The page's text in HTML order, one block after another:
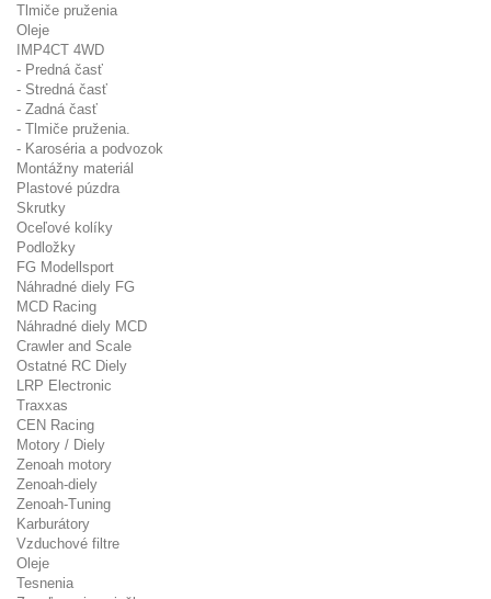
Tlmiče pruženia
Oleje
IMP4CT 4WD
- Predná časť
- Stredná časť
- Zadná časť
- Tlmiče pruženia.
- Karoséria a podvozok
Montážny materiál
Plastové púzdra
Skrutky
Oceľové kolíky
Podložky
FG Modellsport
Náhradné diely FG
MCD Racing
Náhradné diely MCD
Crawler and Scale
Ostatné RC Diely
LRP Electronic
Traxxas
CEN Racing
Motory / Diely
Zenoah motory
Zenoah-diely
Zenoah-Tuning
Karburátory
Vzduchové filtre
Oleje
Tesnenia